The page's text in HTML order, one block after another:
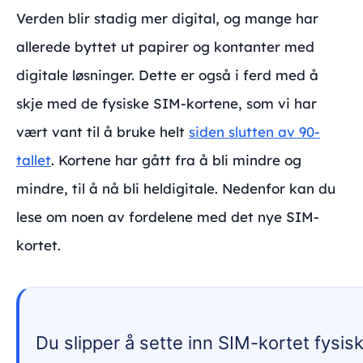
Verden blir stadig mer digital, og mange har
allerede byttet ut papirer og kontanter med
digitale løsninger. Dette er også i ferd med å
skje med de fysiske SIM-kortene, som vi har
vært vant til å bruke helt siden slutten av 90-
tallet. Kortene har gått fra å bli mindre og
mindre, til å nå bli heldigitale. Nedenfor kan du
lese om noen av fordelene med det nye SIM-
kortet.
Du slipper å sette inn SIM-kortet fysisk